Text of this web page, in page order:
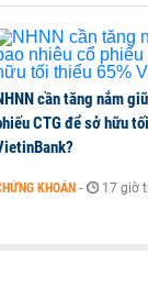
cần tăng nắm
CTG để sở hữu
KHOÁN - 17 giờ